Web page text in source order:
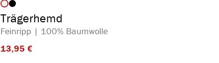
Artikelfarbe
Trägerhemd
Feinripp | 100% Baumwolle
13,95 €​